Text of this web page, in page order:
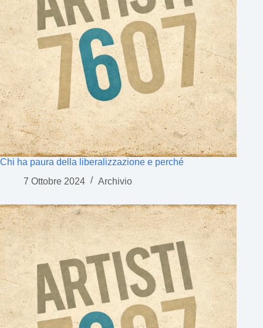
Chi ha paura della liberalizzazione e perché
7 Ottobre 2024
Archivio